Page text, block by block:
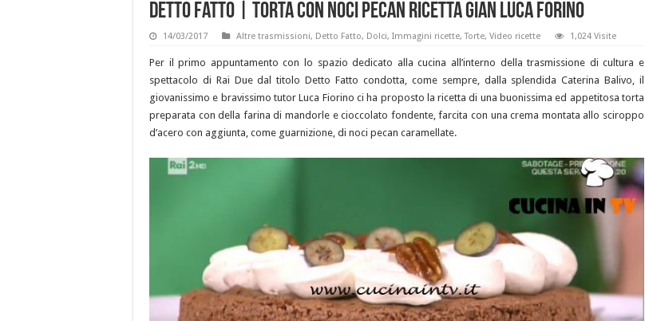
Detto Fatto | Torta con noci pecan ricetta Gian Luca Forino
14/03/2017 Altre trasmissioni, Detto Fatto, Dolci, Immagini ricette,Torte, Video ricette 1,024 Visite
Per il primo appuntamento con lo spazio dedicato alla cucina all’interno della trasmissione di cultura e
spettacolo di Rai Due dal titolo Detto Fatto condotta, come sempre, dalla splendida Caterina Balivo, il
giovanissimo e bravissimo tutor Luca Fiorino ci ha proposto la ricetta di una buonissima ed appetitosa torta
preparata con della farina di mandorle e cioccolato fondente, farcita con una crema montata allo sciroppo
d’acero con aggiunta, come guarnizione, di noci pecan caramellate.